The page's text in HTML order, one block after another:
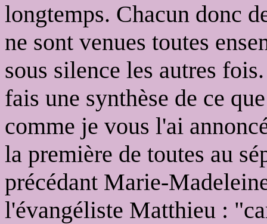
longtemps. Chacun donc
ne sont venues toutes
sous silence les autres
fais une synthèse de ce
comme je vous l'ai
la première de toutes au
précédant Marie-
l'évangéliste Matthieu :